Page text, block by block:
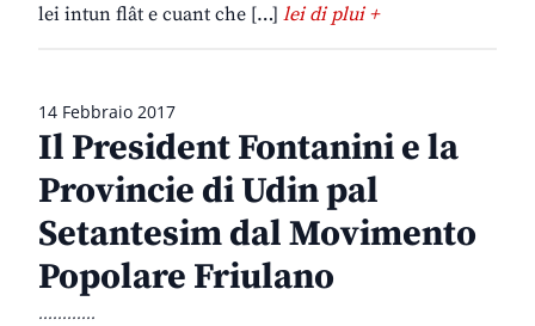
lei intun flât e cuant che […] lei di plui +
14 Febbraio 2017
Il President Fontanini e la
Provincie di Udin pal
Setantesim dal Movimento
Popolare Friulano
............